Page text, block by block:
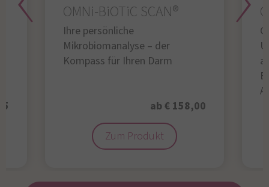
OMNi-BiOTiC SCAN®
Ihre persönliche
Mikrobiomanalyse – der
Kompass für Ihren Darm
ab € 158,00
Zum Produkt